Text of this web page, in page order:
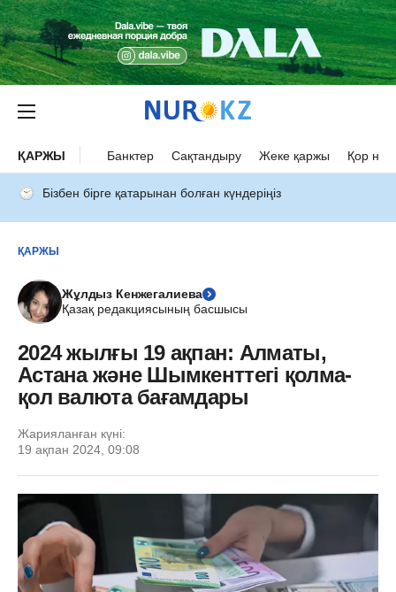
ҚАРЖЫ Банктер Сақтандыру Жеке қаржы Қор
Бізбен бірге қатарынан болған күндеріңіз
ҚАРЖЫ
Жұлдыз Кенжегалиева
Қазақ редакциясының басшысы
2024 жылғы 19 ақпан: Алматы,
Астана және Шымкенттегі қолма-
қол валюта бағамдары
Жарияланған күні:
19 ақпан 2024, 09:08